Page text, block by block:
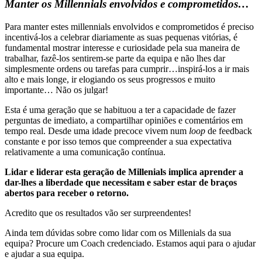
Manter os Millennials envolvidos e comprometidos…
Para manter estes millennials envolvidos e comprometidos é preciso
incentivá-los a celebrar diariamente as suas pequenas vitórias, é
fundamental mostrar interesse e curiosidade pela sua maneira de
trabalhar, fazê-los sentirem-se parte da equipa e não lhes dar
simplesmente ordens ou tarefas para cumprir…inspirá-los a ir mais
alto e mais longe, ir elogiando os seus progressos e muito
importante… Não os julgar!
Esta é uma geração que se habituou a ter a capacidade de fazer
perguntas de imediato, a compartilhar opiniões e comentários em
tempo real. Desde uma idade precoce vivem num loop de feedback
constante e por isso temos que compreender a sua expectativa
relativamente a uma comunicação contínua.
Lidar e liderar esta geração de Millenials implica aprender a
dar-lhes a liberdade que necessitam e saber estar de braços
abertos para receber o retorno.
Acredito que os resultados vão ser surpreendentes!
Ainda tem dúvidas sobre como lidar com os Millenials da sua
equipa? Procure um Coach credenciado. Estamos aqui para o ajudar
e ajudar a sua equipa.